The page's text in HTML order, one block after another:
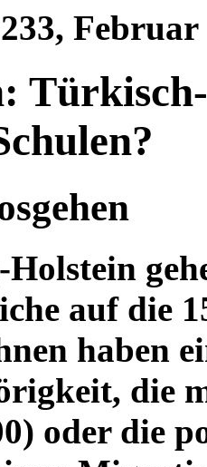
Februar
Holstein
auf die
haben
die
oder die